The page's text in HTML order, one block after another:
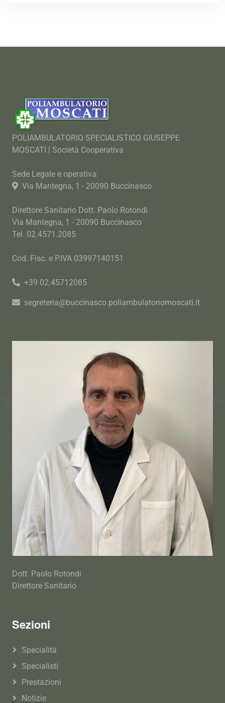
POLIAMBULATORIO SPECIALISTICO GIUSEPPE
MOSCATI | Società Cooperativa
Sede Legale e operativa:
Via Mantegna, 1 - 20090 Buccinasco
Direttore Sanitario Dott. Paolo Rotondi
Via Mantegna, 1 - 20090 Buccinasco
Tel. 02.4571.2085
Cod. Fisc. e P.IVA 03997140151
+39 02.45712085
segreteria@buccinasco.poliambulatoriomoscati.it
Dott. Paolo Rotondi
Direttore Sanitario
Sezioni
Specialità
Specialisti
Prestazioni
Notizie